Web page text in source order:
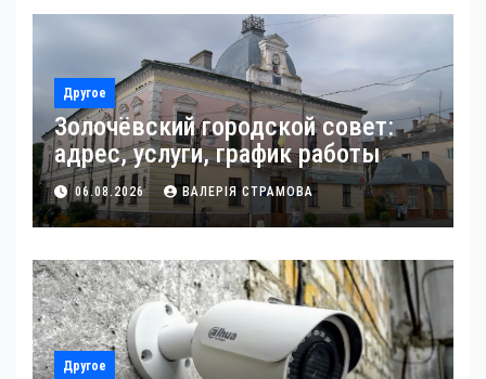
Другое
Золочёвский городской совет:
адрес, услуги, график работы
06.08.2026 ВАЛЕРІЯ СТРАМОВА
Другое